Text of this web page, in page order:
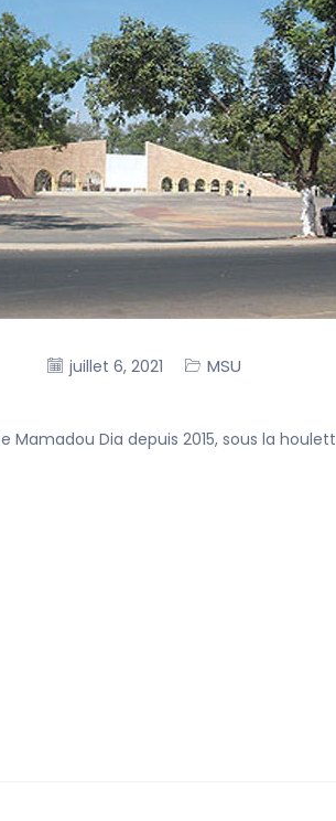
juillet 6, 2021 MSU
Mamadou Dia depuis 2015, sous la